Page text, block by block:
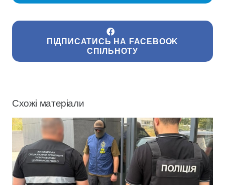
ПІДПИСАТИСЬ НА FACEBOOK
СПІЛЬНОТУ
Схожі матеріали